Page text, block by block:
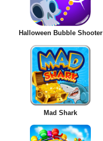
Halloween Bubble Shooter
Mad Shark